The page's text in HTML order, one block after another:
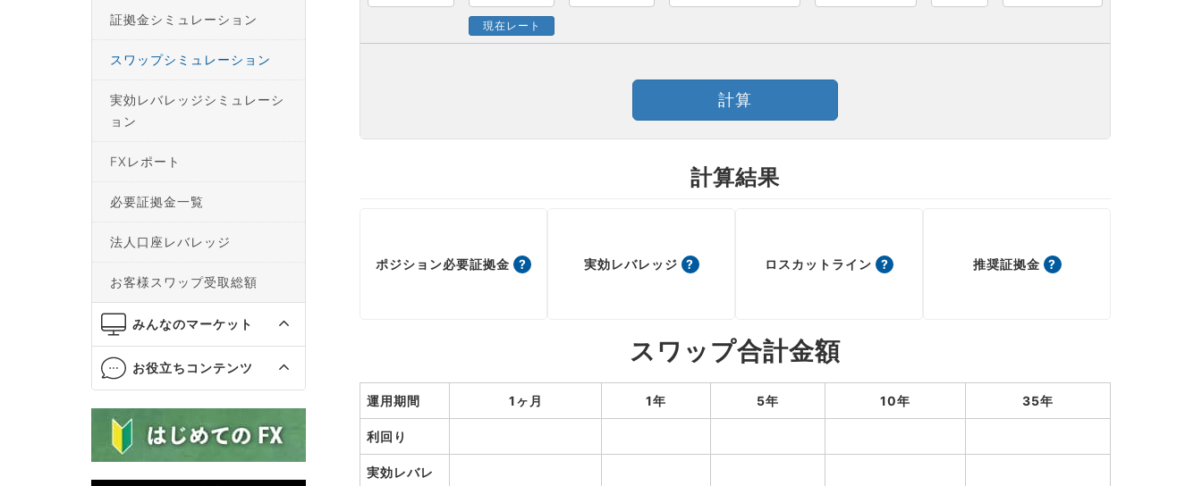
現在レート
計算
計算結果
ポジション必要証拠金 ? 実効レバレッジ ? ロスカットライン ? 推奨証拠金 ?
スワップ合計金額
運用期間 1ヶ月 1年 5年 10年 35年
利回り
実効レバレ
証拠金シミュレーション
スワップシミュレーション
実効レバレッジシミュレーシ
ョン
FXレポート
必要証拠金一覧
法人口座レバレッジ
お客様スワップ受取総額
みんなのマーケット
お役立ちコンテンツ